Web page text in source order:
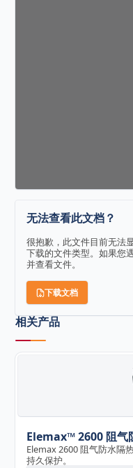
无法查看此文档？
很抱歉，此文件目前无法
下载的文件类型。如果您
并查看文件。
下载文档
相关产品
Elemax™ 2600 阻气
Elemax 2600 阻气防水隔
持久保护。